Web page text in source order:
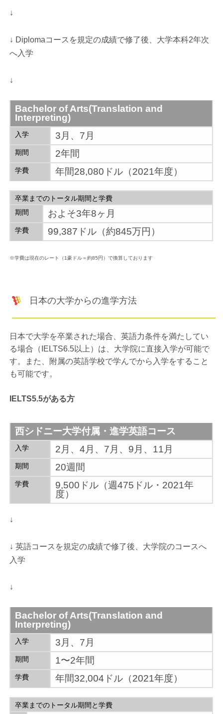
↓
↓ Diplomaコースを規定の成績で修了後、大学本科2年次
へ入学
↓
Bachelor of Arts(Translation and
Interpreting)
入学 3月、7月
期間 2年間
学費 年間28,080ドル（2021年度）
卒業までのトータル期間と学費
期間
およそ3年8ヶ月
学費 99,387ドル（約845万円）
※学費は現在のレート（1豪ドル＝約85円）で換算しております
日本の大学からの進学方法
日本で大学を卒業された場合、英語力条件を満たしてい
る場合（IELTS6.5以上）は、大学院に直接入学が可能で
す。また、附属の英語学校で学んでから入学をすること
も可能です。
IELTS5.5がある方
西シドニー大学付属・進学英語コース
入学 2月、4月、7月、9月、11月
期間 20週間
学費
9,500ドル（週475ドル・2021年
度）
↓
↓ 英語コースを規定の成績で修了後、大学院のコースへ
入学
↓
Bachelor of Arts(Translation and
Interpreting)
入学 3月、7月
期間 1〜2年間
学費 年間32,004ドル（2021年度）
卒業までのトータル期間と学費